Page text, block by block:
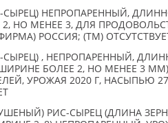
НЕПРОПАРЕННЫЙ,
НО МЕНЕЕ 3, ДЛЯ
РОССИЯ; (TM)
, НЕПРОПАРЕННЫЙ,
БОЛЕЕ 2, НО МЕНЕЕ 3
УРОЖАЯ 2020 Г, НАСЫПЬЮ
РИС-СЫРЕЦ (ДЛИНА